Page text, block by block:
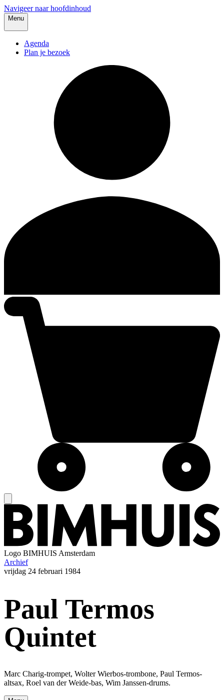
Navigeer naar hoofdinhoud
Menu
Agenda
Plan je bezoek
Logo BIMHUIS Amsterdam
Archief
vrijdag 24 februari 1984
Paul Termos
Quintet
Marc Charig-trompet, Wolter Wierbos-trombone, Paul Termos-
altsax, Roel van der Weide-bas, Wim Janssen-drums.